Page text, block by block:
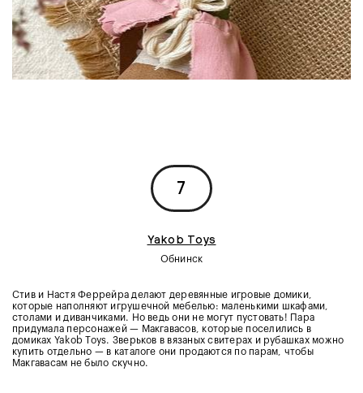
7
Yakob Toys
Обнинск
Стив и Настя Феррейра делают деревянные игровые домики,
которые наполняют игрушечной мебелью: маленькими шкафами,
столами и диванчиками. Но ведь они не могут пустовать! Пара
придумала персонажей — Макгавасов, которые поселились в
домиках Yakob Toys. Зверьков в вязаных свитерах и рубашках можно
купить отдельно — в каталоге они продаются по парам, чтобы
Макгавасам не было скучно.